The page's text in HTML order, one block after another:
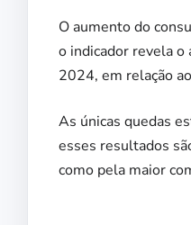
O aumento do
o indicador revela
2024, em relação
As únicas quedas
esses resultados
como pela maior